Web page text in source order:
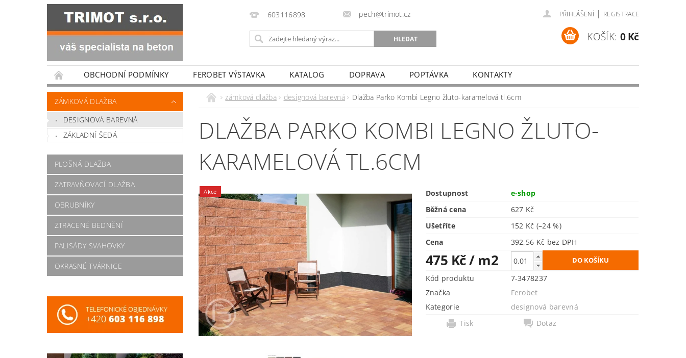
603116898 pech@trimot.cz PŘIHLÁŠENÍ | REGISTRACE
KOŠÍK: 0 Kč
OBCHODNÍ PODMÍNKY FEROBET VÝSTAVKA KATALOG DOPRAVA POPTÁVKA KONTAKTY
ZÁMKOVÁ DLAŽBA
DESIGNOVÁ BAREVNÁ
ZÁKLADNÍ ŠEDÁ
PLOŠNÁ DLAŽBA
ZATRAVŇOVACÍ DLAŽBA
OBRUBNÍKY
ZTRACENÉ BEDNĚNÍ
PALISÁDY SVAHOVKY
OKRASNÉ TVÁRNICE
zámková dlažba designová barevná Dlažba Parko Kombi Legno žluto-karamelová tl.6cm
DLAŽBA PARKO KOMBI LEGNO ŽLUTO-
KARAMELOVÁ TL.6CM
Akce Dostupnost
e-shop
Běžná cena
627 Kč
Ušetříte
152 Kč (–24 %)
Cena
392,56 Kč bez DPH
475 Kč/ m2
Kód produktu
7-3478237
Značka
Ferobet
Kategorie
designová barevná
Tisk
Dotaz